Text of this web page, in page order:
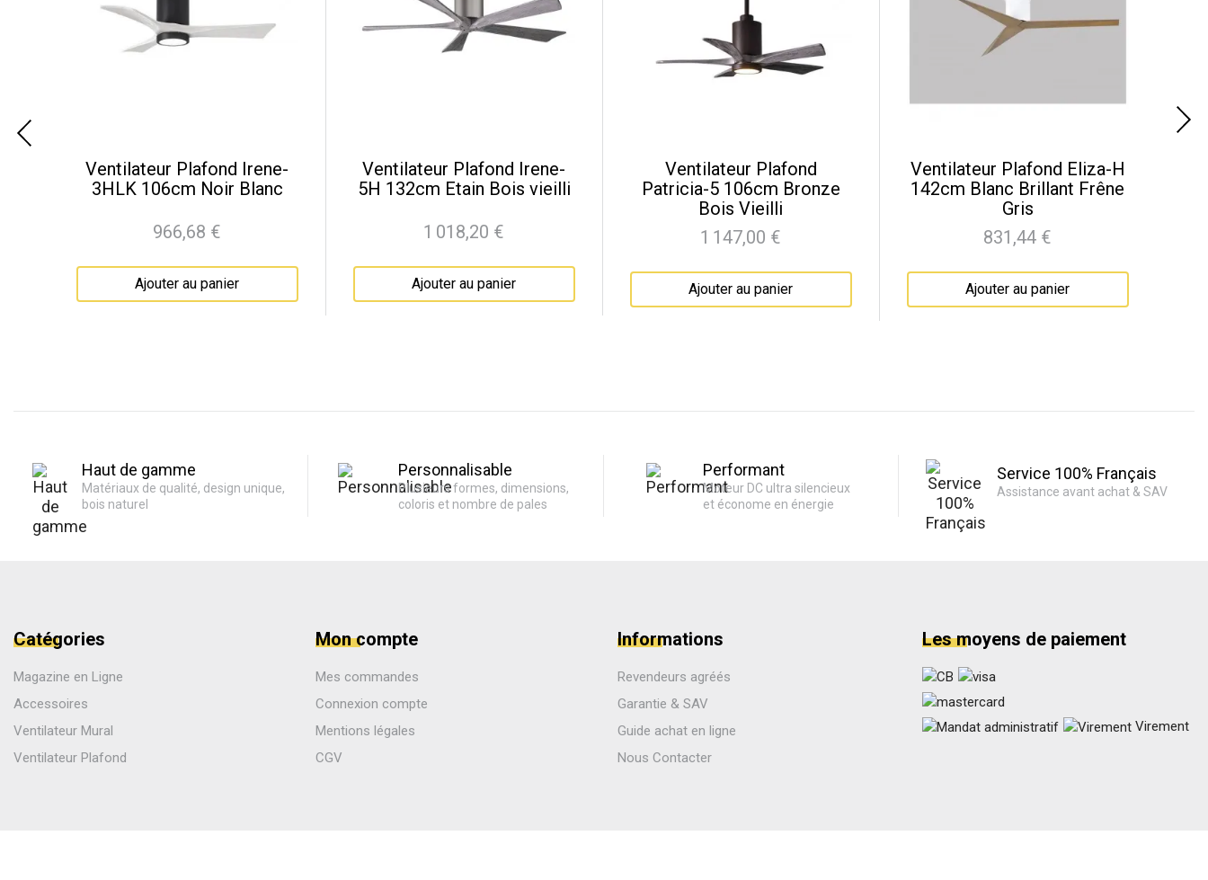
Ventilateur Plafond Irene-
3HLK 106cm Noir Blanc
Prix
966,68 €
Ajouter au panier
Ventilateur Plafond Irene-
5H 132cm Etain Bois vieilli
Prix
1 018,20 €
Ajouter au panier
Ventilateur Plafond
Patricia-5 106cm Bronze
Bois Vieilli
Prix
1 147,00 €
Ajouter au panier
Ventilateur Plafond Eliza-H
142cm Blanc Brillant Frêne
Gris
Prix
831,44 €
Ajouter au panier
Haut de gamme
Matériaux de qualité, design unique,
bois naturel
Personnalisable
Plusieurs formes, dimensions,
coloris et nombre de pales
Performant
Moteur DC ultra silencieux
et économe en énergie
Service 100% Français
Assistance avant achat & SAV
Catégories
Magazine en Ligne
Accessoires
Ventilateur Mural
Ventilateur Plafond
Mon compte
Mes commandes
Connexion compte
Mentions légales
CGV
Informations
Revendeurs agréés
Garantie & SAV
Guide achat en ligne
Nous Contacter
Les moyens de paiement
Virement